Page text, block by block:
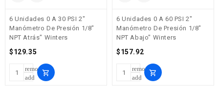
6 Unidades 0 A 30 PSI 2"
Manómetro De Presión 1/8"
NPT Atrás" Winters
$129.35
remove
add
shopping_cart
6 Unidades 0 A 60 PSI 2"
Manómetro De Presión 1/8"
NPT Abajo" Winters
$157.92
remove
add
shopping_cart